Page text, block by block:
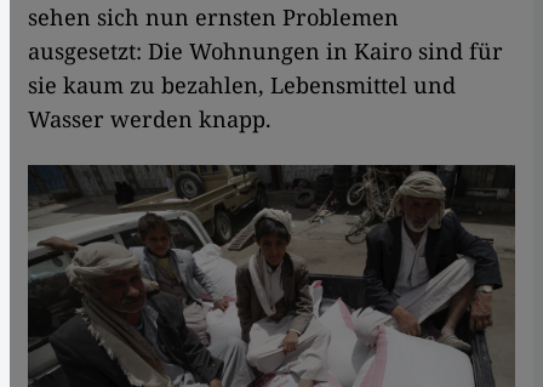
sehen sich nun ernsten Problemen
ausgesetzt: Die Wohnungen in Kairo sind für
sie kaum zu bezahlen, Lebensmittel und
Wasser werden knapp.